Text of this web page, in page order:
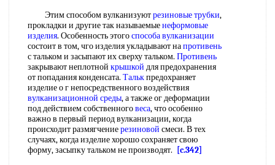
Этим способом вулканизуютрезиновые трубки,
прокладки и другие так называемыенеформовые
изделия. Особенность этогоспособа вулканизации
состоит в том, чго изделия укладывают напротивень
с тальком и засыпают их сверху тальком. Противень
закрывают неплотной крышкой для предохранения
от попадания конденсата. Талькпредохраняет
изделие о г непосредственного воздействия
вулканизационной среды, а также ог деформации
под действием собственноговеса, что особенно
важно в первый период вулканизации, когда
происходит размягчениерезиновой смеси. В тех
случаях, когда изделие хорошо сохраняет свою
форму, засыпку тальком не производят.
[c.342]